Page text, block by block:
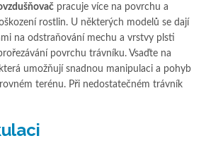
pracuje více na povrchu a
rostlin. U některých modelů se dají
na odstraňování mechu a vrstvy plsti
povrchu trávníku. Vsaďte na
umožňují snadnou manipulaci a pohyb
terénu. Při nedostatečném trávník